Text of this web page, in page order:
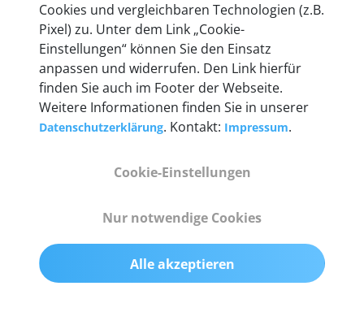
Technische Details &
Lieferumfang
55 mm x 25 mm x 12 mm
200 g
Cookies und vergleichbaren Technologien (z.B.
Pixel) zu. Unter dem Link „Cookie-
Einstellungen“ können Sie den Einsatz
anpassen und widerrufen. Den Link hierfür
finden Sie auch im Footer der Webseite.
Weitere Informationen finden Sie in unserer
Datenschutzerklärung. Kontakt: Impressum.
Cookie-Einstellungen
Nur notwendige Cookies
Alle akzeptieren